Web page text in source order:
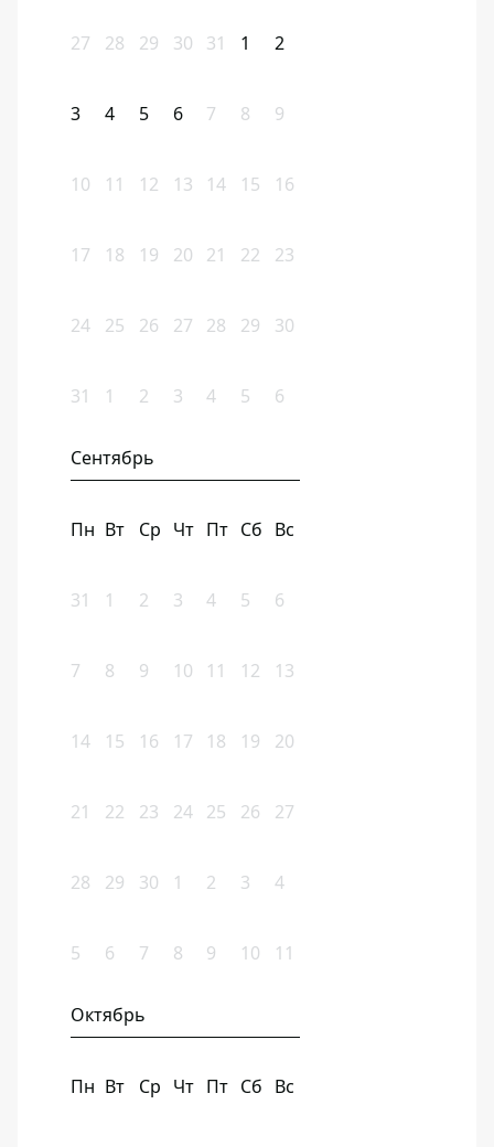
27 28 29 30 31 1 2
3 4 5 6 7 8 9
10 11 12 13 14 15 16
17 18 19 20 21 22 23
24 25 26 27 28 29 30
31 1 2 3 4 5 6
Сентябрь
Пн Вт Ср Чт Пт Сб Вс
31 1 2 3 4 5 6
7 8 9 10 11 12 13
14 15 16 17 18 19 20
21 22 23 24 25 26 27
28 29 30 1 2 3 4
5 6 7 8 9 10 11
Октябрь
Пн Вт Ср Чт Пт Сб Вс